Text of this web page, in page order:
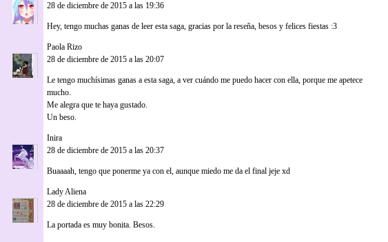
28 de diciembre de 2015 a las 19:36
Hey, tengo muchas ganas de leer esta saga, gracias por la reseña, besos y felices fiestas :3
Paola Rizo
28 de diciembre de 2015 a las 20:07
Le tengo muchísimas ganas a esta saga, a ver cuándo me puedo hacer con ella, porque me apetece
mucho.
Me alegra que te haya gustado.
Un beso.
Inira
28 de diciembre de 2015 a las 20:37
Buaaaah, tengo que ponerme ya con el, aunque miedo me da el final jeje xd
Lady Aliena
28 de diciembre de 2015 a las 22:29
La portada es muy bonita. Besos.